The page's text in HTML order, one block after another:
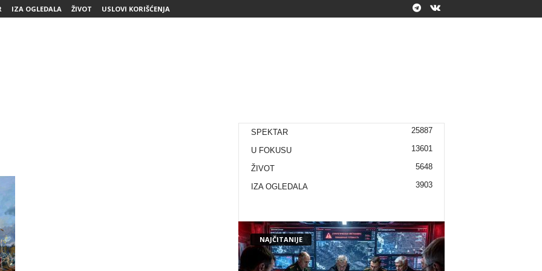
IZA OGLEDALA ŽIVOT USLOVI KORIŠĆENJA
SPEKTAR 25887
U FOKUSU 13601
ŽIVOT 5648
IZA OGLEDALA 3903
NAJČITANIJE